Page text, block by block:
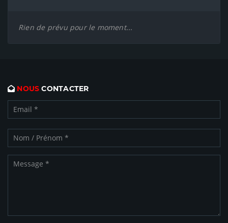
Rien de prévu pour le moment...
NOUS CONTACTER